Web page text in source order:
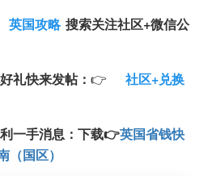
英国攻略 搜索关注社区+微信公
礼快来发帖： 👉
社区+兑换
一手消息： 下载👉英国省钱快
（国区）